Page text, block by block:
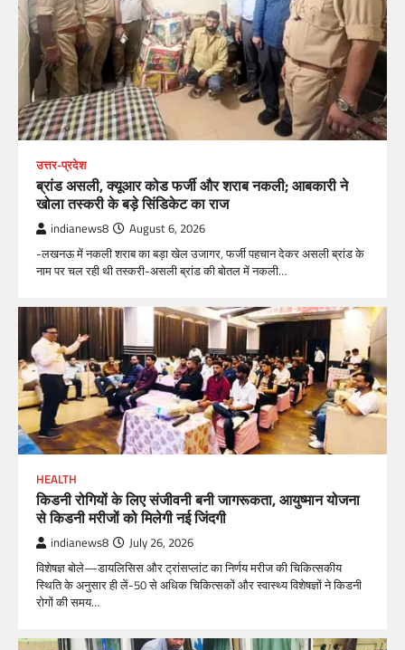
उत्तर-प्रदेश
ब्रांड असली, क्यूआर कोड फर्जी और शराब नकली; आबकारी ने
खोला तस्करी के बड़े सिंडिकेट का राज
indianews8 August 6, 2026
-लखनऊ में नकली शराब का बड़ा खेल उजागर, फर्जी पहचान देकर असली ब्रांड के
नाम पर चल रही थी तस्करी-असली ब्रांड की बोतल में नकली…
HEALTH
किडनी रोगियों के लिए संजीवनी बनी जागरूकता, आयुष्मान योजना
से किडनी मरीजों को मिलेगी नई जिंदगी
indianews8 July 26, 2026
विशेषज्ञ बोले—डायलिसिस और ट्रांसप्लांट का निर्णय मरीज की चिकित्सकीय
स्थिति के अनुसार ही लें-50 से अधिक चिकित्सकों और स्वास्थ्य विशेषज्ञों ने किडनी
रोगों की समय…